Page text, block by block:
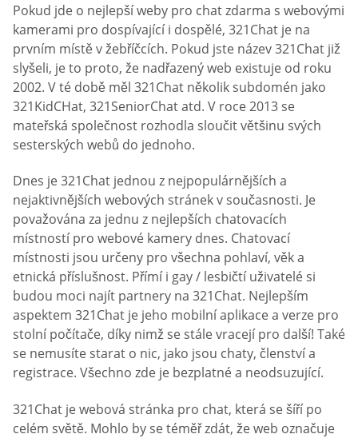
Pokud jde o nejlepší weby pro chat zdarma s webovými
kamerami pro dospívající i dospělé, 321Chat je na
prvním místě v žebříčcích. Pokud jste název 321Chat již
slyšeli, je to proto, že nadřazený web existuje od roku
2002. V té době měl 321Chat několik subdomén jako
321KidCHat, 321SeniorChat atd. V roce 2013 se
mateřská společnost rozhodla sloučit většinu svých
sesterských webů do jednoho.
Dnes je 321Chat jednou z nejpopulárnějších a
nejaktivnějších webových stránek v současnosti. Je
považována za jednu z nejlepších chatovacích
místností pro webové kamery dnes. Chatovací
místnosti jsou určeny pro všechna pohlaví, věk a
etnická příslušnost. Přímí i gay / lesbičtí uživatelé si
budou moci najít partnery na 321Chat. Nejlepším
aspektem 321Chat je jeho mobilní aplikace a verze pro
stolní počítače, díky nimž se stále vracejí pro další! Také
se nemusíte starat o nic, jako jsou chaty, členství a
registrace. Všechno zde je bezplatné a neodsuzující.
321Chat je webová stránka pro chat, která se šíří po
celém světě. Mohlo by se téměř zdát, že web označuje